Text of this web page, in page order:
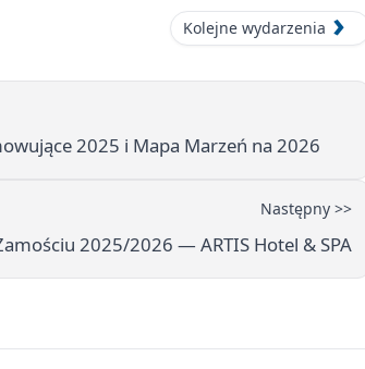
Kolejne wydarzenia
2025 i Mapa Marzeń na 2026
Następny >>
2025/2026 — ARTIS Hotel & SPA